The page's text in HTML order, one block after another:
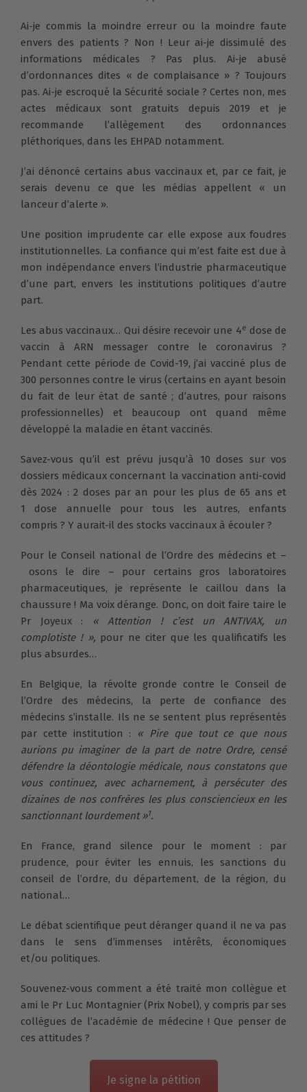
Ai-je commis la moindre erreur ou la moindre faute
envers des patients ? Non ! Leur ai-je dissimulé des
informations médicales ? Pas plus. Ai-je abusé
d’ordonnances dites « de complaisance » ? Toujours
pas. Ai-je escroqué la Sécurité sociale ? Certes non, mes
actes médicaux sont gratuits depuis 2019 et je
recommande l’allègement des ordonnances
pléthoriques, dans les EHPAD notamment.
J’ai dénoncé certains abus vaccinaux et, par ce fait, je
serais devenu ce que les médias appellent « un
lanceur d’alerte ».
Une position imprudente car elle expose aux foudres
institutionnelles. La confiance qui m’est faite est due à
mon indépendance envers l’industrie pharmaceutique
d’une part, envers les institutions politiques d’autre
part.
Les abus vaccinaux… Qui désire recevoir une 4e dose de
vaccin à ARN messager contre le coronavirus ?
Pendant cette période de Covid-19, j’ai vacciné plus de
300 personnes contre le virus (certains en ayant besoin
du fait de leur état de santé ; d’autres, pour raisons
professionnelles) et beaucoup ont quand même
développé la maladie en étant vaccinés.
Savez-vous qu’il est prévu jusqu’à 10 doses sur vos
dossiers médicaux concernant la vaccination anti-covid
dès 2024 : 2 doses par an pour les plus de 65 ans et
1 dose annuelle pour tous les autres, enfants
compris ? Y aurait-il des stocks vaccinaux à écouler ?
Pour le Conseil national de l’Ordre des médecins et –
osons le dire – pour certains gros laboratoires
pharmaceutiques, je représente le caillou dans la
chaussure ! Ma voix dérange. Donc, on doit faire taire le
Pr Joyeux :
« Attention ! c’est un ANTIVAX, un
complotiste ! », pour ne citer que les qualificatifs les
plus absurdes…
En Belgique, la révolte gronde contre le Conseil de
l’Ordre des médecins, la perte de confiance des
médecins s’installe. Ils ne se sentent plus représentés
par cette institution : « Pire que tout ce que nous
aurions pu imaginer de la part de notre Ordre, censé
défendre la déontologie médicale, nous constatons que
vous continuez, avec acharnement, à persécuter des
dizaines de nos confrères les plus consciencieux en les
sanctionnant lourdement »1.
En France, grand silence pour le moment : par
prudence, pour éviter les ennuis, les sanctions du
conseil de l’ordre, du département, de la région, du
national…
Le débat scientifique peut déranger quand il ne va pas
dans le sens d’immenses intérêts, économiques
et/ou politiques.
Souvenez-vous comment a été traité mon collègue et
ami le Pr Luc Montagnier (Prix Nobel), y compris par ses
collègues de l’académie de médecine ! Que penser de
ces attitudes ?
Je signe la pétition